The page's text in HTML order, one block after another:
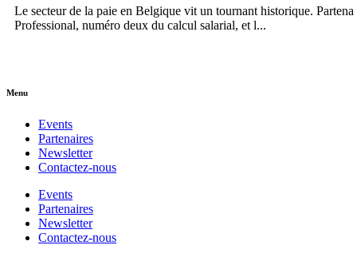
Le secteur de la paie en Belgique vit un tournant historique. Partena
Professional, numéro deux du calcul salarial, et l...
Menu
Events
Partenaires
Newsletter
Contactez-nous
Events
Partenaires
Newsletter
Contactez-nous